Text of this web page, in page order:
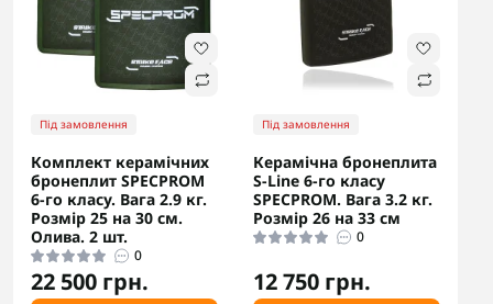
Під замовлення
Комплект керамічних
бронеплит SPECPROM
6-го класу. Вага 2.9 кг.
Розмір 25 на 30 см.
Олива. 2 шт.
0
22 500 грн.
Під замовлення
Керамічна бронеплита
S-Line 6-го класу
SPECPROM. Вага 3.2 кг.
Розмір 26 на 33 см
0
12 750 грн.